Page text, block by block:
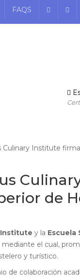
FAQS
de
Institute y la Escuela
el cual,
y turístico.
de colaboración